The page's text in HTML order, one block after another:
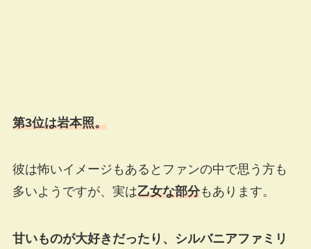
第3位は岩本照。
彼は怖いイメージもあるとファンの中で思う方も
多いようですが、実は乙女な部分もあります。
甘いものが大好きだったり、シルバニアファミリ